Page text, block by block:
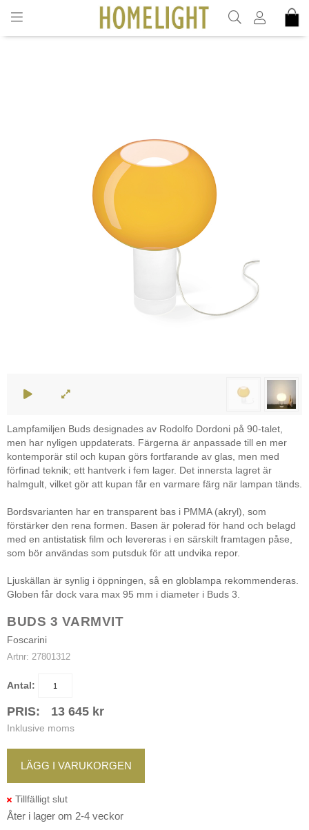
INKL. MOMS
Lampfamiljen Buds designades av Rodolfo Dordoni på 90-talet,
men har nyligen uppdaterats. Färgerna är anpassade till en mer
kontemporär stil och kupan görs fortfarande av glas, men med
förfinad teknik; ett hantverk i fem lager. Det innersta lagret är
halmgult, vilket gör att kupan får en varmare färg när lampan tänds.
Bordsvarianten har en transparent bas i PMMA (akryl), som
förstärker den rena formen. Basen är polerad för hand och belagd
med en antistatisk film och levereras i en särskilt framtagen påse,
som bör användas som putsduk för att undvika repor.
Ljuskällan är synlig i öppningen, så en globlampa rekommenderas.
Globen får dock vara max 95 mm i diameter i Buds 3.
BUDS 3 VARMVIT
Foscarini
Artnr: 27801312
Antal:
PRIS: 13 645 kr
Inklusive moms
LÄGG I VARUKORGEN
Åter i lager om 2-4 veckor